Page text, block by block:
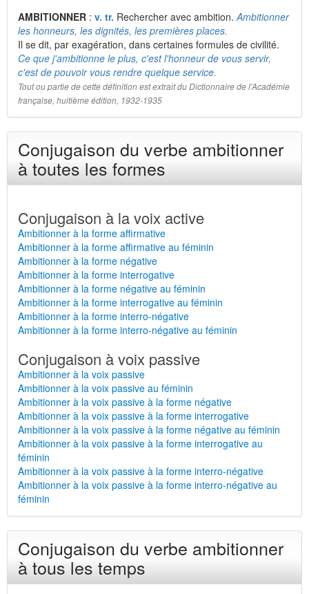
AMBITIONNER : v. tr. Rechercher avec ambition.Ambitionner
les honneurs, les dignités, les premières places.
Il se dit, par exagération, dans certaines formules de civilité.
Ce que j'ambitionne le plus, c'est l'honneur de vous servir,
c'est de pouvoir vous rendre quelque service.
Tout ou partie de cette définition est extrait du Dictionnaire de l'Académie
française, huitième édition, 1932-1935
Conjugaison du verbe ambitionner
à toutes les formes
Conjugaison à la voix active
Ambitionner à la forme affirmative
Ambitionner à la forme affirmative au féminin
Ambitionner à la forme négative
Ambitionner à la forme interrogative
Ambitionner à la forme négative au féminin
Ambitionner à la forme interrogative au féminin
Ambitionner à la forme interro-négative
Ambitionner à la forme interro-négative au féminin
Conjugaison à voix passive
Ambitionner à la voix passive
Ambitionner à la voix passive au féminin
Ambitionner à la voix passive à la forme négative
Ambitionner à la voix passive à la forme interrogative
Ambitionner à la voix passive à la forme négative au féminin
Ambitionner à la voix passive à la forme interrogative au
féminin
Ambitionner à la voix passive à la forme interro-négative
Ambitionner à la voix passive à la forme interro-négative au
féminin
Conjugaison du verbe ambitionner
à tous les temps